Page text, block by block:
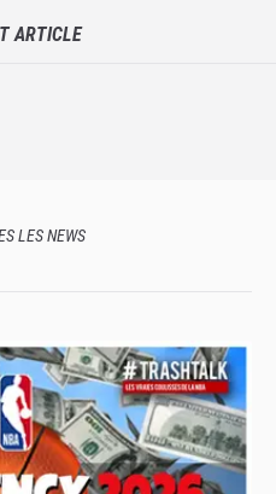
ARTICLE
LES NEWS